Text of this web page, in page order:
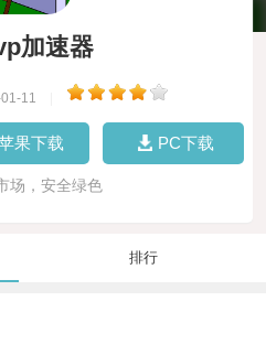
加速器
11
果下载 PC下载
场，安全绿色
排行